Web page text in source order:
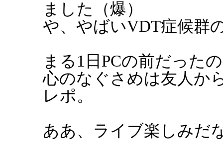
ました（爆）
や、やばいVDT症候群
まる1日PCの前だった
心のなぐさめは友人か
レポ。
ああ、ライブ楽しみだ